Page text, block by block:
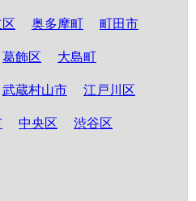
区 奥多摩町 町田市
葛飾区 大島町
武蔵村山市 江戸川区
中央区 渋谷区